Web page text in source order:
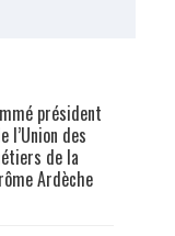
président
l’Union des
de la
Ardèche